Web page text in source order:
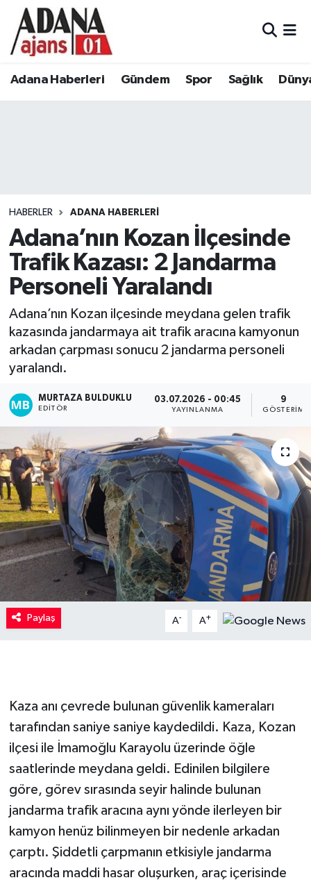
Adana Haberleri Gündem Spor Sağlık
HABERLER ADANA HABERLERI
Adana’nın Kozan İlçesinde
Trafik Kazası: 2 Jandarma
Personeli Yaralandı
Adana’nın Kozan ilçesinde meydana gelen trafik
kazasında jandarmaya ait trafik aracına kamyonun
arkadan çarpması sonucu 2 jandarma personeli
yaralandı.
MURTAZA BULDUKLU
EDITÖR
03.07.2026 - 00:45
YAYINLANMA
9
GÖSTERIM
Paylaş A- A+
Kaza anı çevrede bulunan güvenlik kameraları
tarafından saniye saniye kaydedildi. Kaza, Kozan
ilçesi ile İmamoğlu Karayolu üzerinde öğle
saatlerinde meydana geldi. Edinilen bilgilere
göre, görev sırasında seyir halinde bulunan
jandarma trafik aracına aynı yönde ilerleyen bir
kamyon henüz bilinmeyen bir nedenle arkadan
çarptı. Şiddetli çarpmanın etkisiyle jandarma
aracında maddi hasar oluşurken, araç içerisinde
Adana Haberleri
Eğitim
Siyaset
Kadın
Magazin
Yaşam
Adana Nöbetçi Eczaneler
Tüm Manşetler
Son Dakika Haberleri